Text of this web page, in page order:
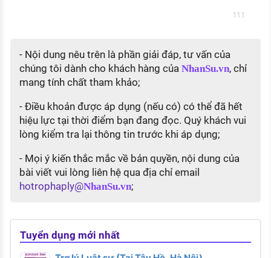
111
- Nội dung nêu trên là phần giải đáp, tư vấn của
chúng tôi dành cho khách hàng của NhanSu.vn, chỉ
mang tính chất tham khảo;
- Điều khoản được áp dụng (nếu có) có thể đã hết
hiệu lực tại thời điểm bạn đang đọc. Quý khách vui
lòng kiểm tra lại thông tin trước khi áp dụng;
- Mọi ý kiến thắc mắc về bản quyền, nội dung của
bài viết vui lòng liên hệ qua địa chỉ email
hotrophaply@NhanSu.vn;
Tuyển dụng mới nhất